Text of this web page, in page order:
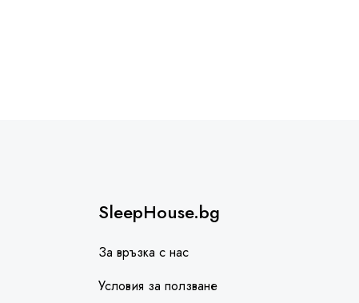
SleepHouse.bg
За връзка с нас
Условия за ползване